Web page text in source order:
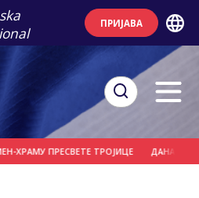
ПРИЈАВА
ПРЕСВЕТЕ ТРОЈИЦЕ ДАНАС